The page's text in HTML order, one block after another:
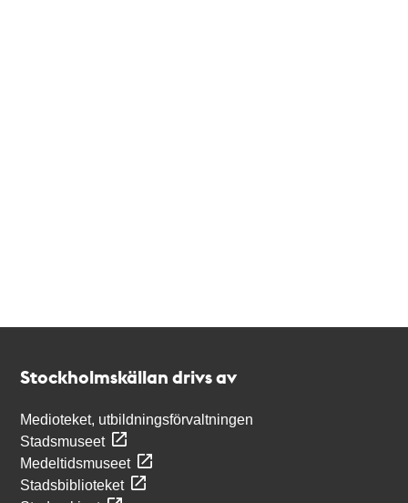
Stockholmskällan drivs av
Medioteket, utbildningsförvaltningen
Stadsmuseet
Medeltidsmuseet
Stadsbiblioteket